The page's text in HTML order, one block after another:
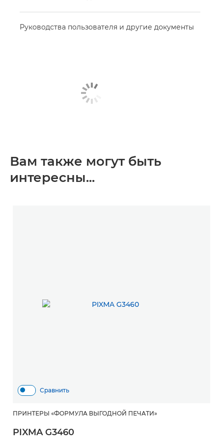
Руководства пользователя и другие документы
Вам также могут быть
интересны...
Сравнить
ПРИНТЕРЫ «ФОРМУЛА ВЫГОДНОЙ ПЕЧАТИ»
PIXMA G3460